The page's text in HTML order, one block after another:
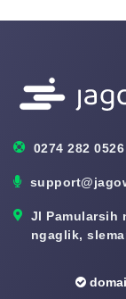
0274 282
Jl Pamularsih
ngaglik,